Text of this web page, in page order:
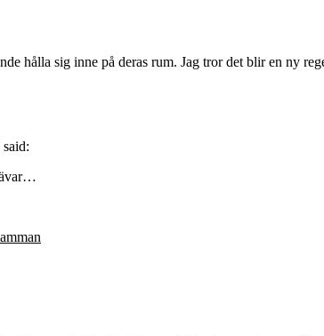
hålla sig inne på deras rum. Jag tror det blir en ny
said: